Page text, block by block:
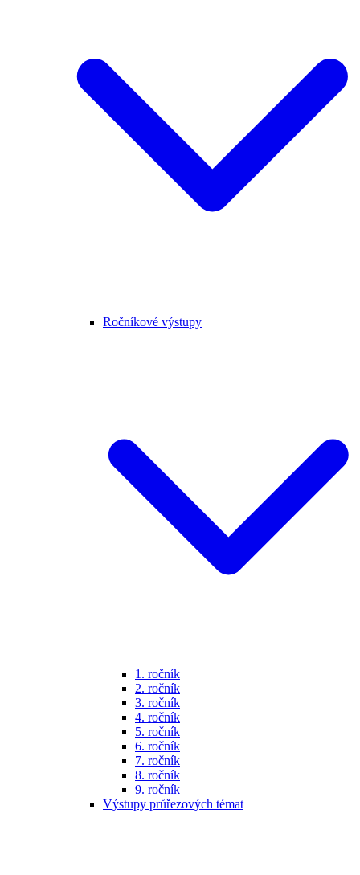
Ročníkové výstupy
1. ročník
2. ročník
3. ročník
4. ročník
5. ročník
6. ročník
7. ročník
8. ročník
9. ročník
Výstupy průřezových témat